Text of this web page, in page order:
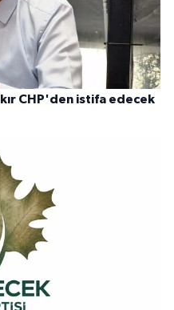
CHP'den istifa edecek